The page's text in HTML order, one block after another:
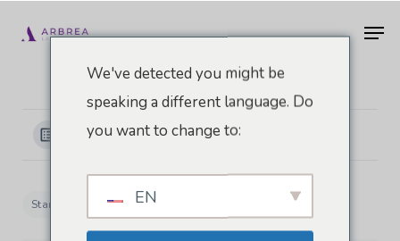
Hauptinhalt
Kategorien anzeigen
Startseite Dokumente Arbrea-Gesichtsakademie
We've detected you might be
speaking a different language. Do
you want to change to:
EN